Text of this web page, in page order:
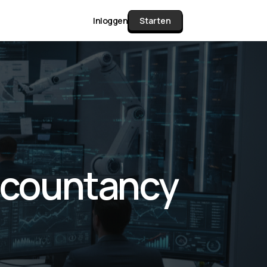
Matrix
alle pakketten en mogelijkheden
documenten verzamelen en facturen
tot controleren, boeken, bank
& klant dashboard.
Inloggen Starten